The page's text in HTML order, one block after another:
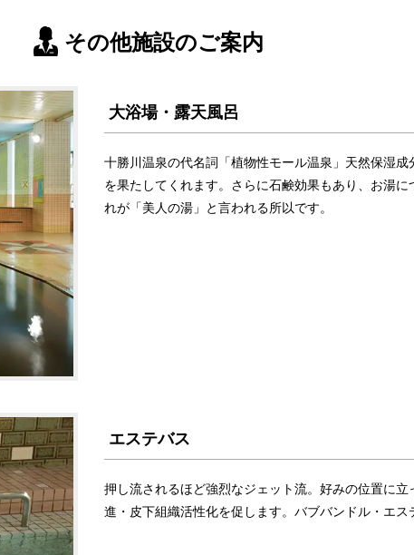
その他施設のご案内
大浴場・露天風呂
十勝川温泉の代名詞「植物性モール温泉」天然保湿
を果たしてくれます。さらに石鹸効果もあり、お湯
れが「美人の湯」と言われる所以です。
エステバス
押し流されるほど強烈なジェット流。好みの位置に
進・皮下組織活性化を促します。バブバンドル・エス